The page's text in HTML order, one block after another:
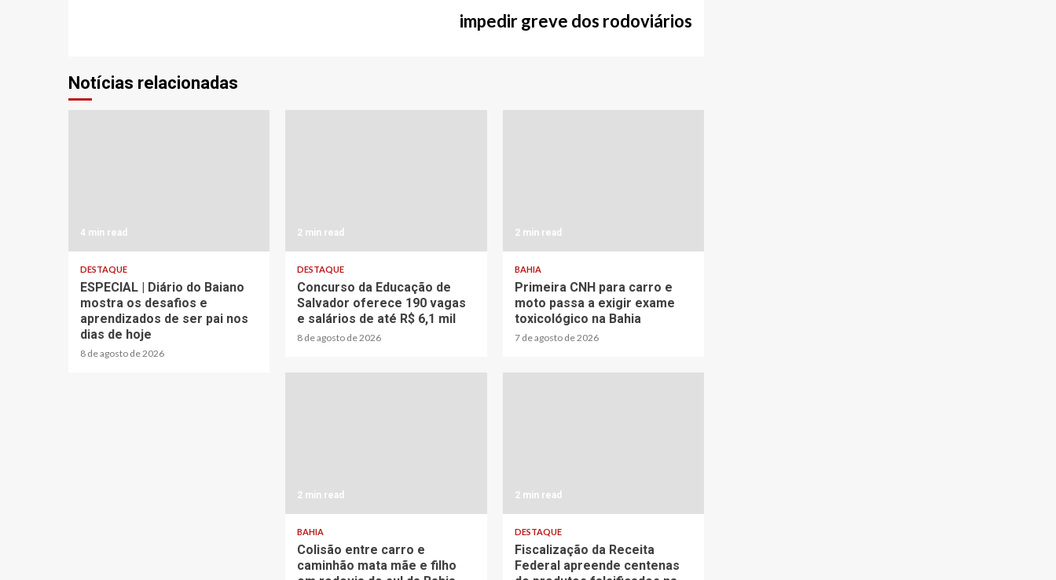
impedir greve dos rodoviários
Notícias relacionadas
4 min read
DESTAQUE
ESPECIAL | Diário do Baiano
mostra os desafios e
aprendizados de ser pai nos
dias de hoje
8 de agosto de 2026
2 min read
DESTAQUE
Concurso da Educação de
Salvador oferece 190 vagas
e salários de até R$ 6,1 mil
8 de agosto de 2026
2 min read
BAHIA
Primeira CNH para carro e
moto passa a exigir exame
toxicológico na Bahia
7 de agosto de 2026
2 min read
BAHIA
Colisão entre carro e
caminhão mata mãe e filho
2 min read
DESTAQUE
Fiscalização da Receita
Federal apreende centenas